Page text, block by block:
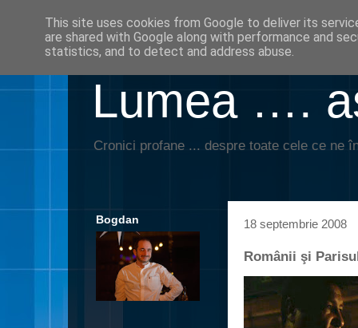
Lumea ….
Cronici profane ... despre toate cele ce ne
18 septembrie 2008
Românii şi
Bogdan
This site uses cookies from Google to deliver its
are shared with Google along with performance and
statistics, and to detect and address abuse.